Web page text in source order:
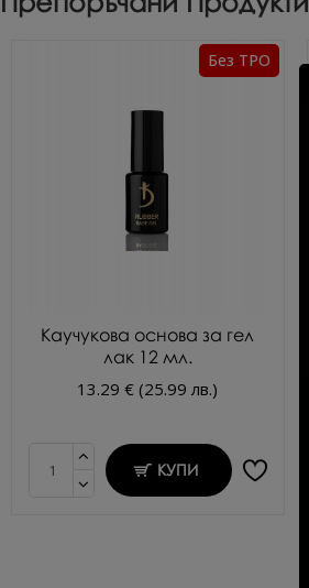
Без TPO
Каучукова основа за гел
лак 12 мл.
13.29 € (25.99 лв.)
КУПИ